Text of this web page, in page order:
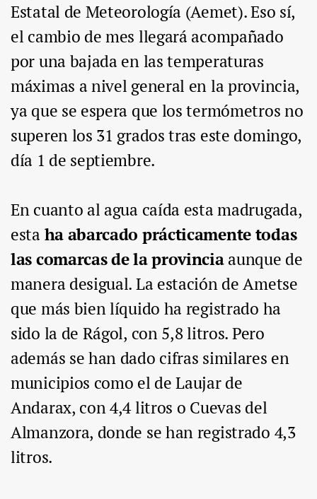
Estatal de Meteorología (Aemet). Eso sí,
el cambio de mes llegará acompañado
por una bajada en las temperaturas
máximas a nivel general en la provincia,
ya que se espera que los termómetros no
superen los 31 grados tras este domingo,
día 1 de septiembre.
En cuanto al agua caída esta madrugada,
esta ha abarcado prácticamente todas
las comarcas de la provinciaaunque de
manera desigual. La estación de Ametse
que más bien líquido ha registrado ha
sido la de Rágol, con 5,8 litros. Pero
además se han dado cifras similares en
municipios como el de Laujar de
Andarax, con 4,4 litros o Cuevas del
Almanzora, donde se han registrado 4,3
litros.